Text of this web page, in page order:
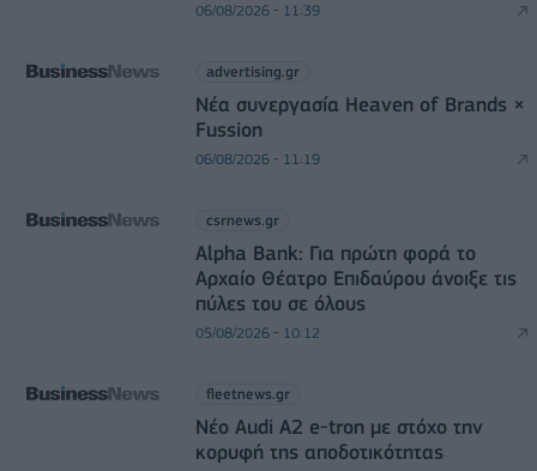
06/08/2026 - 11:39
advertising.gr
Νέα συνεργασία Heaven of Brands ×
Fussion
06/08/2026 - 11:19
csrnews.gr
Alpha Bank: Για πρώτη φορά το
Αρχαίο Θέατρο Επιδαύρου άνοιξε τις
πύλες του σε όλους
05/08/2026 - 10:12
fleetnews.gr
Νέο Audi A2 e-tron με στόχο την
κορυφή της αποδοτικότητας